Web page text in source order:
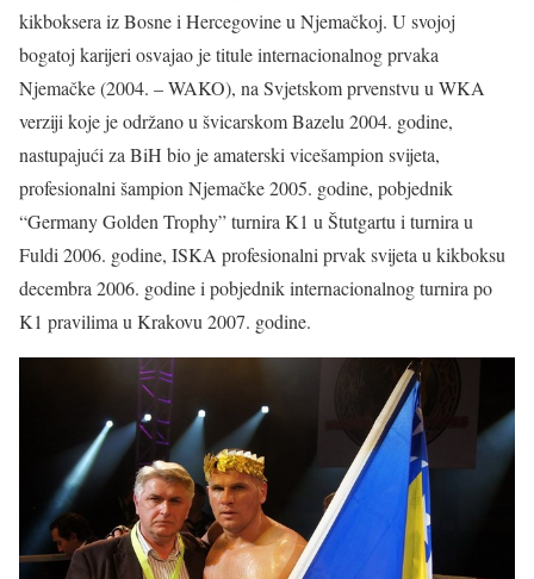
kikboksera iz Bosne i Hercegovine u Njemačkoj. U svojoj
bogatoj karijeri osvajao je titule internacionalnog prvaka
Njemačke (2004. – WAKO), na Svjetskom prvenstvu u WKA
verziji koje je održano u švicarskom Bazelu 2004. godine,
nastupajući za BiH bio je amaterski vicešampion svijeta,
profesionalni šampion Njemačke 2005. godine, pobjednik
“Germany Golden Trophy” turnira K1 u Štutgartu i turnira u
Fuldi 2006. godine, ISKA profesionalni prvak svijeta u kikboksu
decembra 2006. godine i pobjednik internacionalnog turnira po
K1 pravilima u Krakovu 2007. godine.